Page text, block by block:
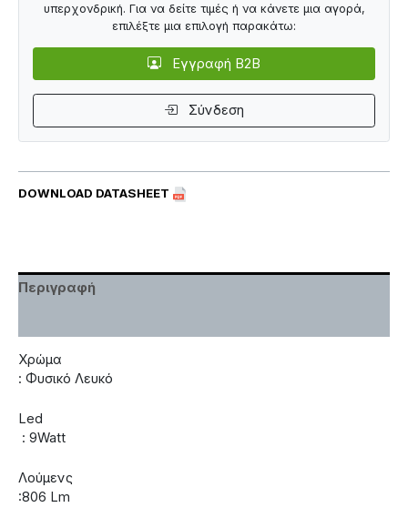
DOWNLOAD DATASHEET
υπερχονδρική. Για να δείτε τιμές ή να κάνετε μια αγορά,
επιλέξτε μια επιλογή παρακάτω:
Εγγραφή B2B
Σύνδεση
Περιγραφή
Χρώμα
: Φυσικό Λευκό
Led
: 9Watt
Λούμενς
:806 Lm